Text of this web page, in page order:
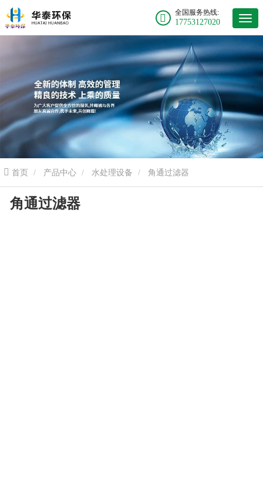
全国服务热线:
17753127020
首页 产品中心 水处理设备 角通过滤器
角通过滤器